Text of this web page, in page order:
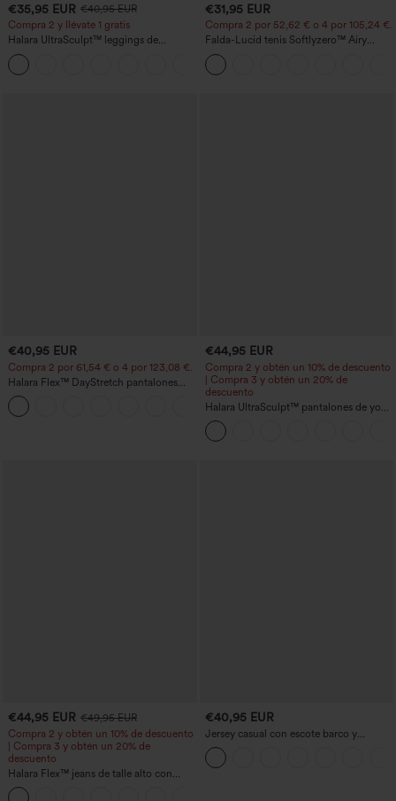
€35,95 EUR €40,95 EUR
Compra 2 y llévate 1 gratis
Halara UltraSculpt™ leggings de
entrenamiento moldeadores de talle alto
con fruncido trasero que realza los
glúteos, control de abdomen y bolsillos
€31,95 EUR
Compra 2 por 52,62 € o 4 por 105,24 €.
Falda-Lucid tenis Softlyzero™ Airy
cruzado tacto fresco bolsillo lateral 2 en
1 -UPF50+
€40,95 EUR
Compra 2 por 61,54 € o 4 por 123,08 €.
Halara Flex™ DayStretch pantalones
acampanados de trabajo de tiro medio
con bolsillo lateral con cremallera
+12
€44,95 EUR
Compra 2 y obtén un 10% de descuento
| Compra 3 y obtén un 20% de
descuento
Halara UltraSculpt™ pantalones de yoga
holgados de talle alto con control
abdominal, rayas color block y bolsillos
€44,95 EUR €49,95 EUR
Compra 2 y obtén un 10% de descuento
| Compra 3 y obtén un 20% de
descuento
Halara Flex™ jeans de talle alto con
bolsillos, dobladillo enrollado, pierna
ancha y efecto lavado, estilo casual
€40,95 EUR
Jersey casual con escote barco y
mangas murciélago